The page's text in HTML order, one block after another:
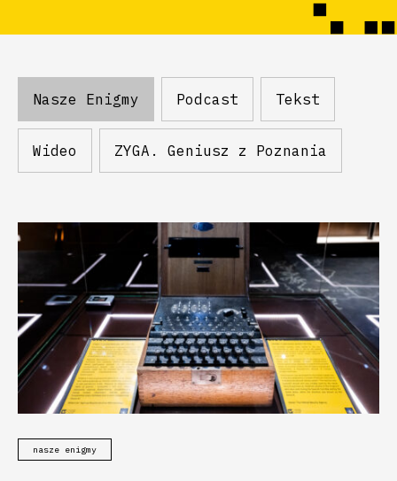
Nasze Enigmy Podcast Tekst
Wideo ZYGA. Geniusz z Poznania
nasze enigmy